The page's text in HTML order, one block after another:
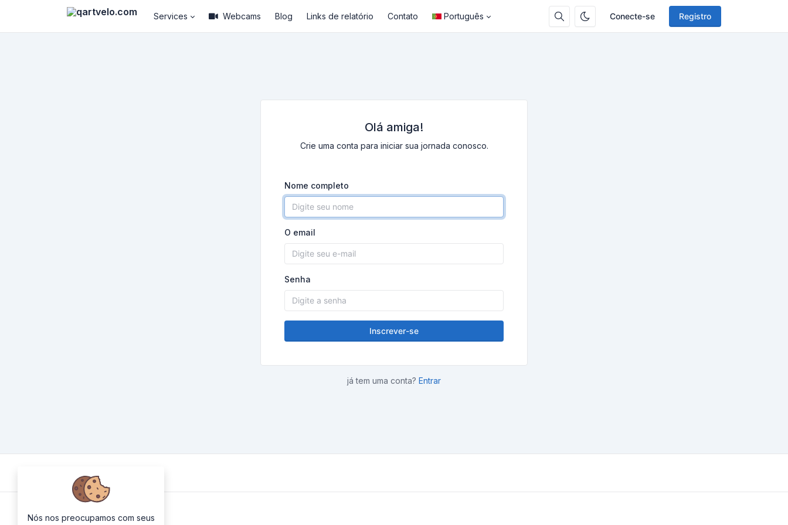
Conecte-se Registro
Services Webcams Blog Links de relatório Contato Português
Olá amiga!
Crie uma conta para iniciar sua jornada conosco.
Nome completo
O email
Senha
Inscrever-se
já tem uma conta? Entrar
About Us
Nós nos preocupamos com seus